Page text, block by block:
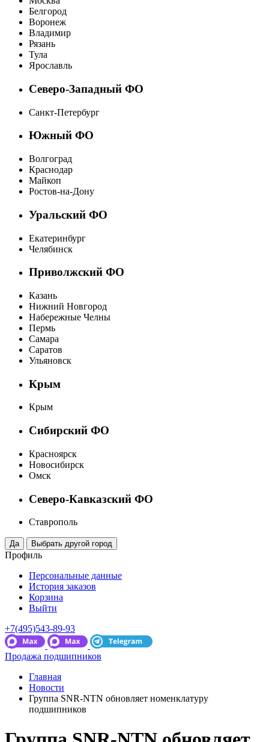
Белгород
Воронеж
Владимир
Рязань
Тула
Ярославль
Северо-Западный ФО
Санкт-Петербург
Южный ФО
Волгоград
Краснодар
Майкоп
Ростов-на-Дону
Уральский ФО
Екатеринбург
Челябинск
Приволжский ФО
Казань
Нижний Новгород
Набережные Челны
Пермь
Самара
Саратов
Ульяновск
Крым
Крым
Сибирский ФО
Красноярск
Новосибирск
Омск
Северо-Кавказский ФО
Ставрополь
Профиль
Персональные данные
История заказов
Корзина
Выйти
+7(495)543-89-93
Продажа подшипников
Главная
Новости
Группа SNR-NTN обновляет номенклатуру
подшипников